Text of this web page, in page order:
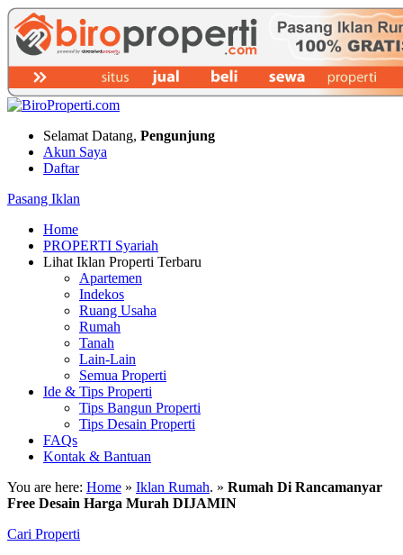
Selamat Datang, Pengunjung
Akun Saya
Daftar
Pasang Iklan
Home
PROPERTI Syariah
Lihat Iklan Properti Terbaru
Apartemen
Indekos
Ruang Usaha
Rumah
Tanah
Lain-Lain
Semua Properti
Ide & Tips Properti
Tips Bangun Properti
Tips Desain Properti
FAQs
Kontak & Bantuan
You are here: Home » Iklan Rumah. » Rumah Di Rancamanyar
Free Desain Harga Murah DIJAMIN
Cari Properti